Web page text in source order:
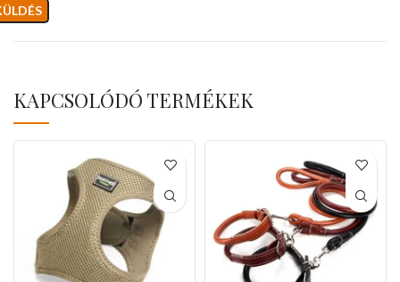
KAPCSOLÓDÓ TERMÉKEK